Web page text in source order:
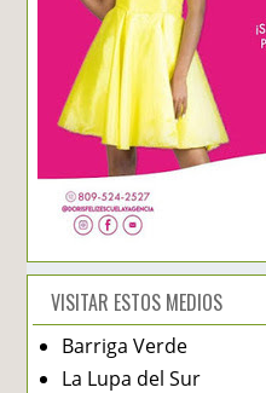
VISITAR ESTOS MEDIOS
Barriga Verde
La Lupa del Sur